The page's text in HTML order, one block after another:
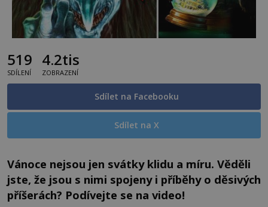
519
SDÍLENÍ
4.2tis
ZOBRAZENÍ
Sdílet na Facebooku
Sdílet na X
Vánoce nejsou jen svátky klidu a míru. Věděli
jste, že jsou s nimi spojeny i příběhy o děsivých
příšerách? Podívejte se na video!